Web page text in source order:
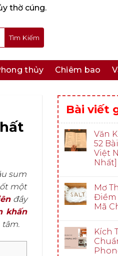
thờ cúng.
thủy Chiêm bao
sum
một
đầy
khấn
Bài viết
Văn
52
Việt
Nhất]
Mơ
Điềm
Mã
Kích